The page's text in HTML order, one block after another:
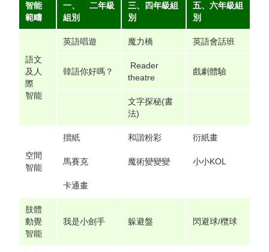
智能
範疇
一、 二年級
組別
三、四年級組
別
五、六年級組
別
語文
及人
際
智能
英語唱遊 魔力橋 英語會話班
韓語你好嗎？
Reader
theatre
戲劇體驗
文字探秘(書
法)
空間
智能
摺紙 和諧粉彩 衍紙畫
馬賽克 魔術變變變 小小KOL
卡通畫
肢體
動覺
智能
我是小劍手 躲避盤 閃避球/欖球